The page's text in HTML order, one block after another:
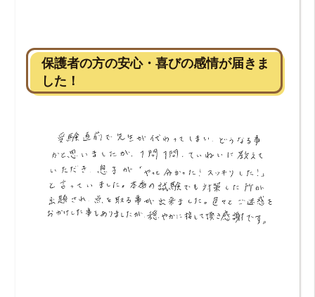
保護者の方の安心・喜びの感情が届きま
した！